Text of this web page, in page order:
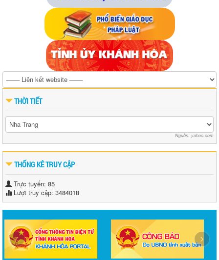
THỜI TIẾT
Nguồn: yahoo.com
THỐNG KÊ TRUY CẬP
Trực tuyến: 85
Lượt truy cập: 3484018
‹ ›